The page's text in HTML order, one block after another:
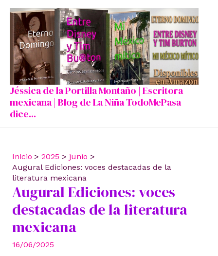
contenido
Jéssica de la Portilla Montaño | Escritora
mexicana | Blog de La Niña TodoMePasa
dice...
Inicio 2025
junio
Augural Ediciones: voces destacadas de la
literatura mexicana
Augural Ediciones: voces
destacadas de la literatura
mexicana
16/06/2025